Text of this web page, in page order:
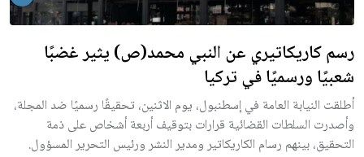
رسم كاريكاتيري عن النبي محمد(ص) يثير غضبًا
شعبيًا ورسميًا في تركيا
أطلقت النيابة العامة في إسطنبول، يوم الاثنين، تحقيقًا رسميًا ضد المجلة،
وأصدرت السلطات القضائية قرارات بتوقيف أربعة أشخاص على ذمة
التحقيق، بينهم رسام الكاريكاتير ومدير النشر ورئيس التحرير المسؤول.